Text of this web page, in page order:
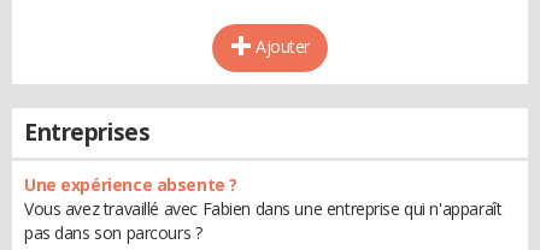
Ajouter
Entreprises
Une expérience absente ?
Vous avez travaillé avec Fabien dans une entreprise qui n'apparaît
pas dans son parcours ?